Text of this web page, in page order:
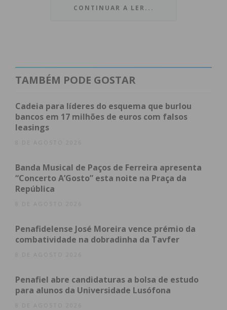
trabalho constituída por deputados do PSD e do PS
o objetivo a dar à população de Modelos o que
enviada ao IMEDIATO.
A primeira reunião de trabalhos deste grupo
aconteceu na sexta-feira.
Subscreva a newsletter do
Assine nossa newsletter por e-mail e
obtenha de forma regular a informação
CONTINUAR A LER...
TAMBÉM PODE GOSTAR
Cadeia para líderes do esquema que burlou
bancos em 17 milhões de euros com falsos
leasings
8 DE AGOSTO 2026
Banda Musical de Paços de Ferreira apresenta
“Concerto A’Gosto” esta noite na Praça da
República
8 DE AGOSTO 2026
Penafidelense José Moreira vence prémio da
combatividade na dobradinha da Tavfer
8 DE AGOSTO 2026
Penafiel abre candidaturas a bolsa de estudo
para alunos da Universidade Lusófona
8 DE AGOSTO 2026